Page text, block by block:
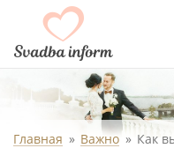
Главная Важно Как